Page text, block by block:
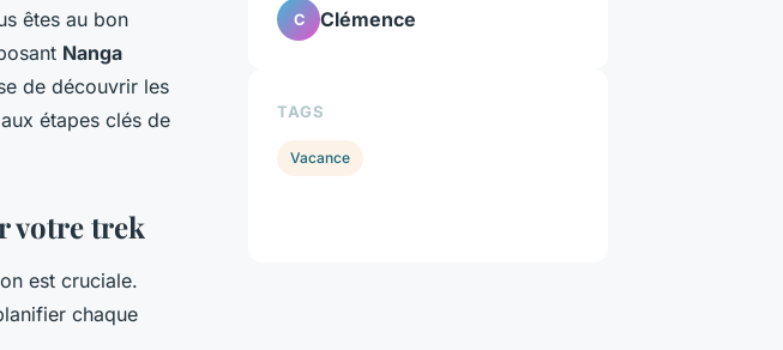
êtes au bon
Nanga
de découvrir les
aux étapes clés de
votre trek
est cruciale.
chaque
C Clémence
TAGS
Vacance